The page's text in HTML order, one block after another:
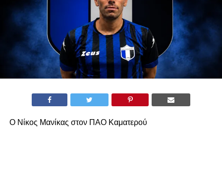
Ο Νίκος Μανίκας στον ΠΑΟ Καματερού